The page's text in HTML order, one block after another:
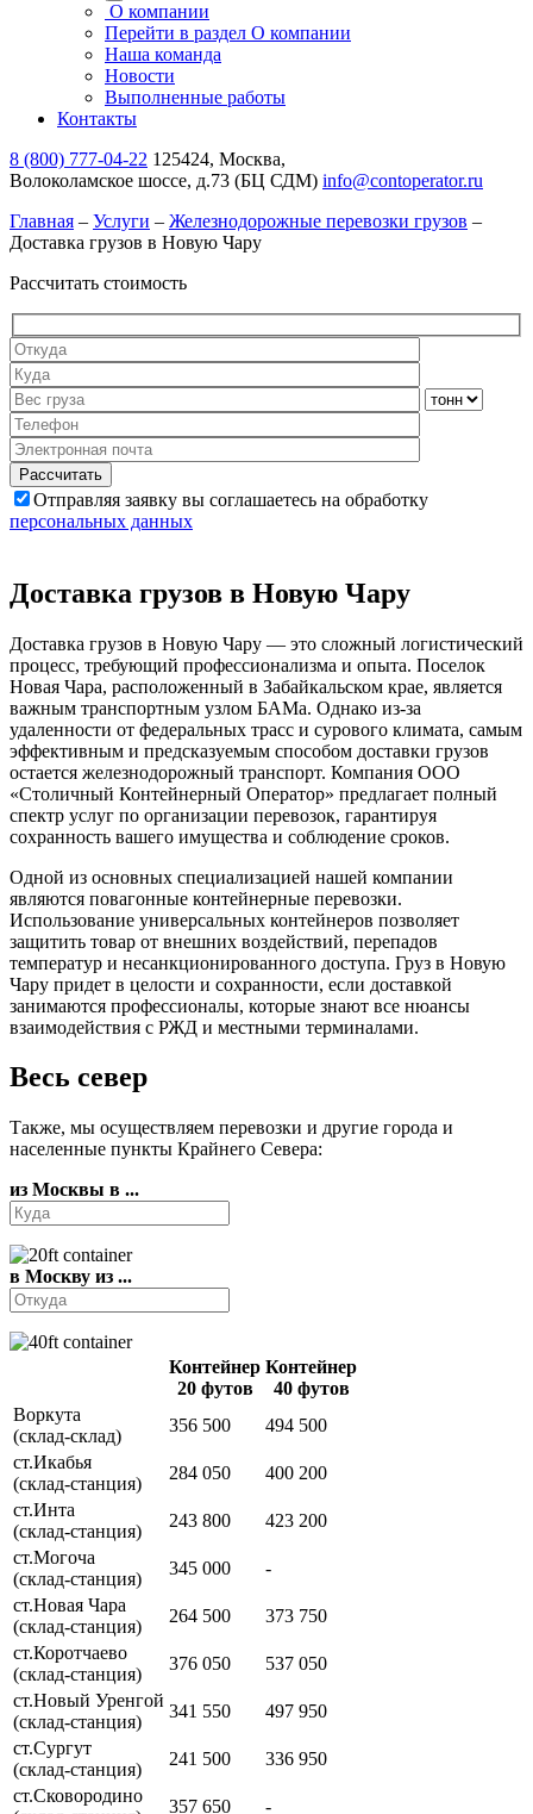
О компании
Перейти в раздел О компании
Наша команда
Новости
Выполненные работы
Контакты
8 (800) 777-04-22 125424, Москва,
Волоколамское шоссе, д.73 (БЦ СДМ) info@contoperator.ru
Главная – Услуги – Железнодорожные перевозки грузов –
Доставка грузов в Новую Чару
Рассчитать стоимость
Отправляя заявку вы соглашаетесь на обработку
персональных данных
Доставка грузов в Новую Чару
Доставка грузов в Новую Чару — это сложный логистический
процесс, требующий профессионализма и опыта. Поселок
Новая Чара, расположенный в Забайкальском крае, является
важным транспортным узлом БАМа. Однако из-за
удаленности от федеральных трасс и сурового климата, самым
эффективным и предсказуемым способом доставки грузов
остается железнодорожный транспорт. Компания ООО
«Столичный Контейнерный Оператор» предлагает полный
спектр услуг по организации перевозок, гарантируя
сохранность вашего имущества и соблюдение сроков.
Одной из основных специализацией нашей компании
являются повагонные контейнерные перевозки.
Использование универсальных контейнеров позволяет
защитить товар от внешних воздействий, перепадов
температур и несанкционированного доступа. Груз в Новую
Чару придет в целости и сохранности, если доставкой
занимаются профессионалы, которые знают все нюансы
взаимодействия с РЖД и местными терминалами.
Весь север
Также, мы осуществляем перевозки и другие города и
населенные пункты Крайнего Севера:
из Москвы в ...
в Москву из ...
Контейнер
20 футов
Контейнер
40 футов
Воркута
(склад-склад)
356 500
494 500
ст.Икабья
(склад-станция)
284 050
400 200
ст.Инта
(склад-станция)
243 800
423 200
ст.Могоча
(склад-станция)
345 000
-
ст.Новая Чара
(склад-станция)
264 500
373 750
ст.Коротчаево
(склад-станция)
376 050
537 050
ст.Новый Уренгой
(склад-станция)
341 550
497 950
ст.Сургут
(склад-станция)
241 500
336 950
ст.Сковородино
357 650
-